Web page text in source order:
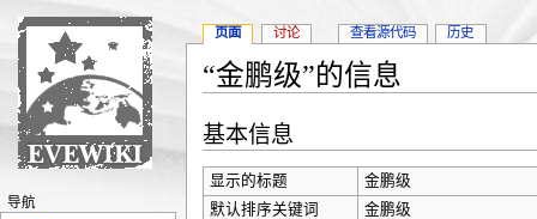
“金鹏级”的信息
基本信息
显示的标题
金鹏级
默认排序关键词
金鹏级
页面 讨论 查看源代码 历史
导航